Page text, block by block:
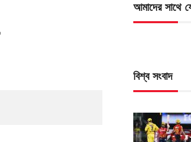
আমাদের সাথে
বিশ্ব সংবাদ